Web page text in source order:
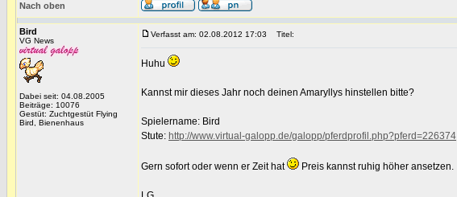
Nach oben
Bird
VG News
Dabei seit: 04.08.2005
Beiträge: 10076
Gestüt: Zuchtgestüt Flying
Bird, Bienenhaus
Verfasst am: 02.08.2012 17:03 Titel:
Huhu
Kannst mir dieses Jahr noch deinen Amaryllys hinstellen bitte?
Spielername: Bird
Stute: http://www.virtual-galopp.de/galopp/pferdprofil.php?pferd=226374
Gern sofort oder wenn er Zeit hat Preis kannst ruhig höher ansetzen.